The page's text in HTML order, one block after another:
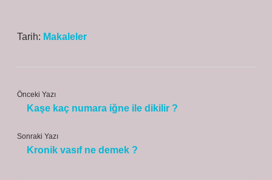
Tarih: Makaleler
Önceki Yazı
Kaşe kaç numara iğne ile dikilir ?
Sonraki Yazı
Kronik vasıf ne demek ?